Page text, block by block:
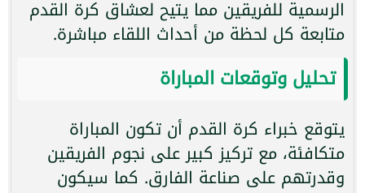
الرسمية للفريقين مما يتيح لعشاق كرة القدم
متابعة كل لحظة من أحداث اللقاء مباشرة.
تحليل وتوقعات المباراة
يتوقع خبراء كرة القدم أن تكون المباراة
متكافئة، مع تركيز كبير على نجوم الفريقين
وقدرتهم على صناعة الفارق. كما سيكون